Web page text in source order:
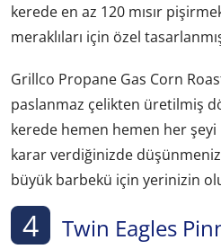
kerede en az 120 mısır
meraklıları için özel
Grillco Propane Gas Corn
paslanmaz çelikten üretilmiş
kerede hemen hemen her
karar verdiğinizde
büyük barbekü için yerinizin
4 Twin Eagles